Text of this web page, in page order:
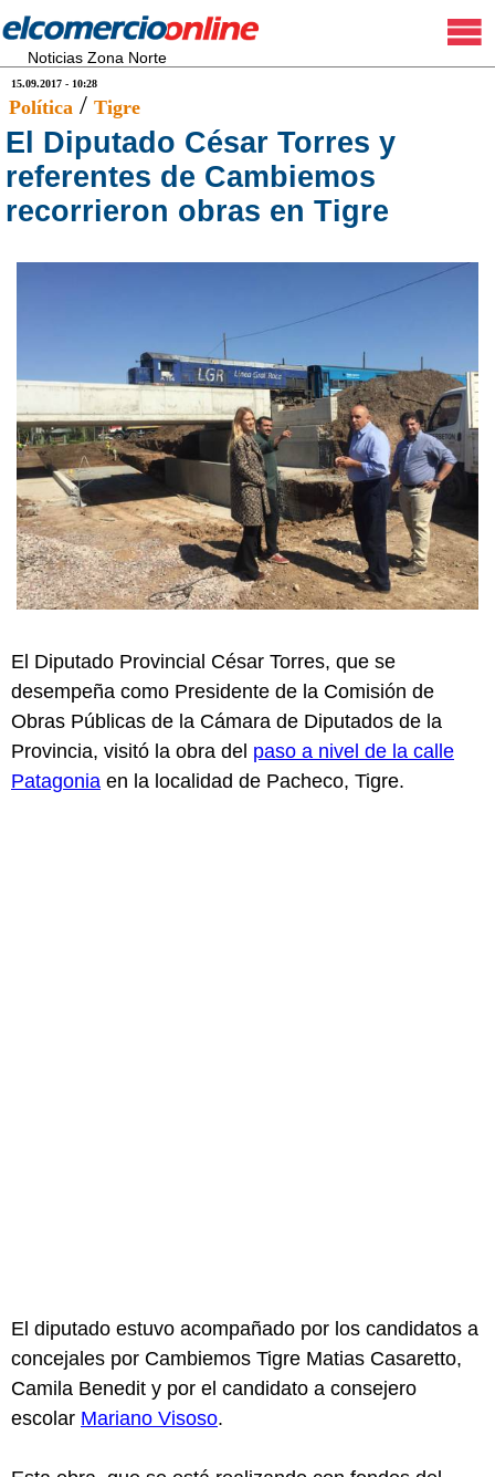
Noticias Zona Norte
15.09.2017 - 10:28
Política / Tigre
El Diputado César Torres y
referentes de Cambiemos
recorrieron obras en Tigre
El Diputado Provincial César Torres, que se
desempeña como Presidente de la Comisión de
Obras Públicas de la Cámara de Diputados de la
Provincia, visitó la obra del paso a nivel de la calle
Patagonia en la localidad de Pacheco, Tigre.
El diputado estuvo acompañado por los candidatos a
concejales por Cambiemos Tigre Matias Casaretto,
Camila Benedit y por el candidato a consejero
escolar Mariano Visoso.